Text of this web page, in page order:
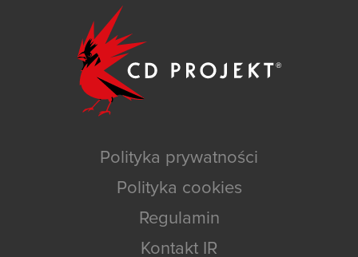
Polityka prywatności
Polityka cookies
Regulamin
Kontakt IR